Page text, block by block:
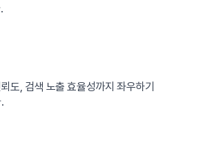
도, 검색 노출 효율성까지 좌우하기